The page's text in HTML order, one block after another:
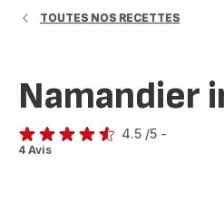
TOUTES NOS RECETTES
Namandier
ratings.4.5
4.5 /5 -
4 Avis